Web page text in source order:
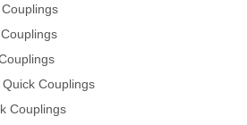
Couplings
Couplings